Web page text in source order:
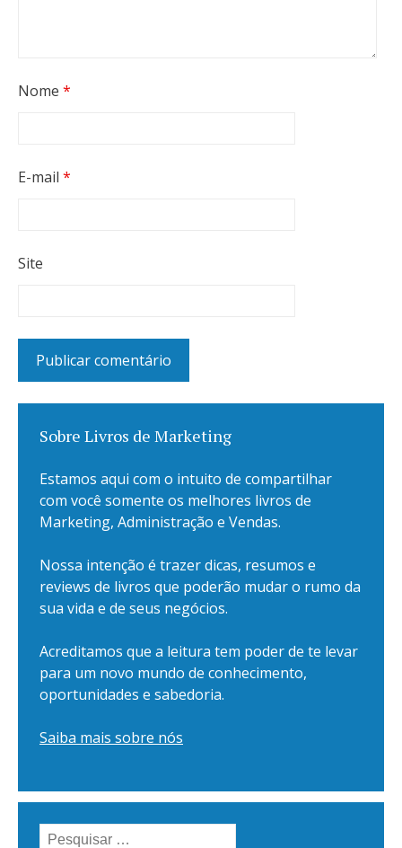
Nome *
E-mail *
Site
Sobre Livros de Marketing
Estamos aqui com o intuito de compartilhar
com você somente os melhores livros de
Marketing, Administração e Vendas.
Nossa intenção é trazer dicas, resumos e
reviews de livros que poderão mudar o rumo da
sua vida e de seus negócios.
Acreditamos que a leitura tem poder de te levar
para um novo mundo de conhecimento,
oportunidades e sabedoria.
Saiba mais sobre nós
Pesquisar